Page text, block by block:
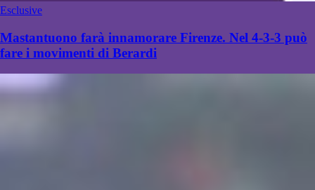
Esclusive
Mastantuono farà innamorare Firenze. Nel 4-3-3 può
fare i movimenti di Berardi